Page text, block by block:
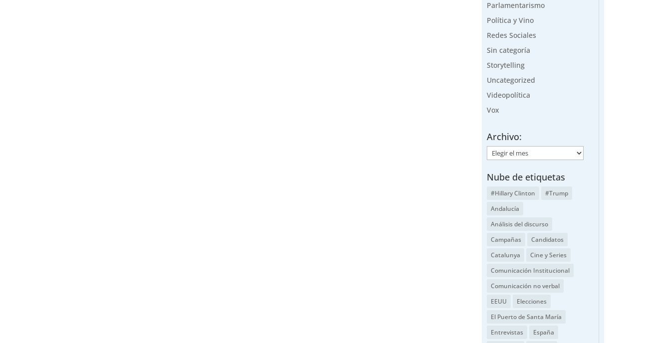
Parlamentarismo
Política y Vino
Redes Sociales
Sin categoría
Storytelling
Uncategorized
Videopolítica
Vox
Archivo:
Archivo:
Nube de etiquetas
#Hillary Clinton
#Trump
Andalucía
Análisis del discurso
Campañas
Candidatos
Catalunya
Cine y Series
Comunicación Institucional
Comunicación no verbal
EEUU
Elecciones
El Puerto de Santa María
Entrevistas
España